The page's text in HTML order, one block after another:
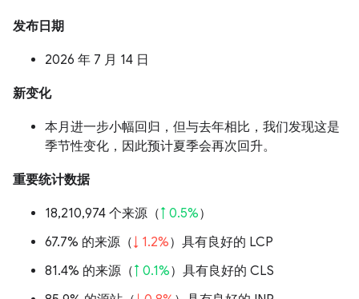
发布日期
2026 年 7 月 14 日
新变化
本月进一步小幅回归，但与去年相比，我们发现这是
季节性变化，因此预计夏季会再次回升。
重要统计数据
18,210,974 个来源（↑ 0.5%）
67.7% 的来源（↓ 1.2%）具有良好的 LCP
81.4% 的来源（↑ 0.1%）具有良好的 CLS